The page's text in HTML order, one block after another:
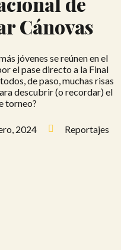
Cánovas
jóvenes se reúnen en el
el pase directo a la Final
de paso, muchas risas
descubrir (o recordar) el
torneo?
2024 Reportajes